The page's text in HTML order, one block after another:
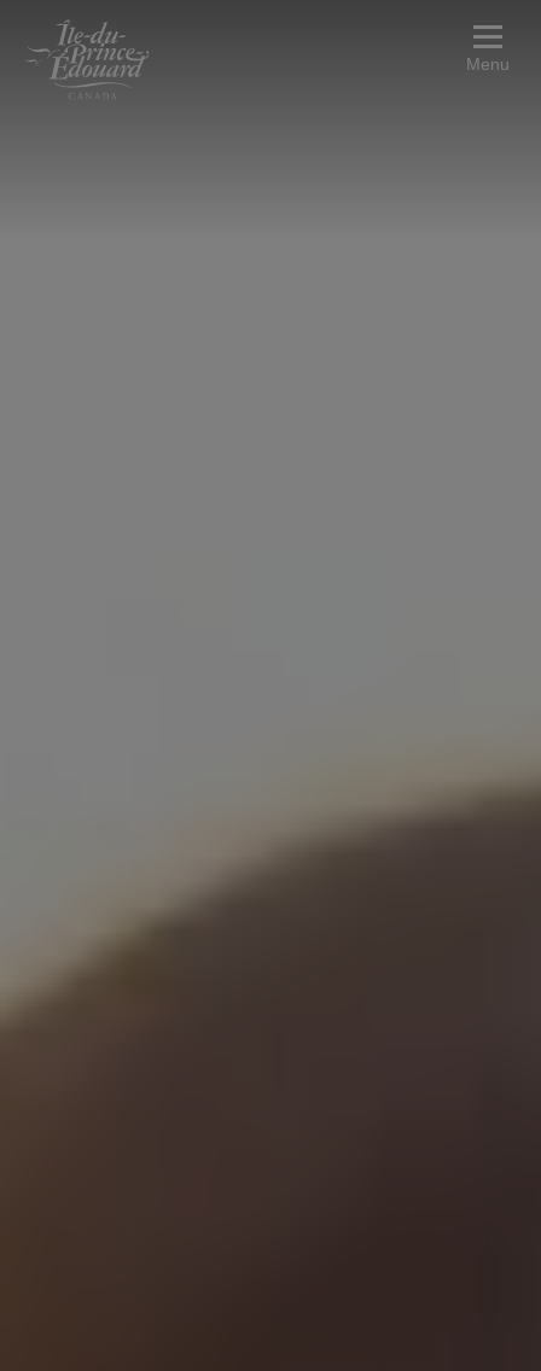
Aller au contenu principal